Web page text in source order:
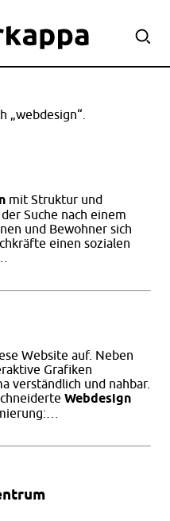
„webdesign“.
mit Struktur und
Suche nach einem
und Bewohner sich
einen sozialen
Website auf. Neben
Grafiken
verständlich und nahbar.
Webdesign